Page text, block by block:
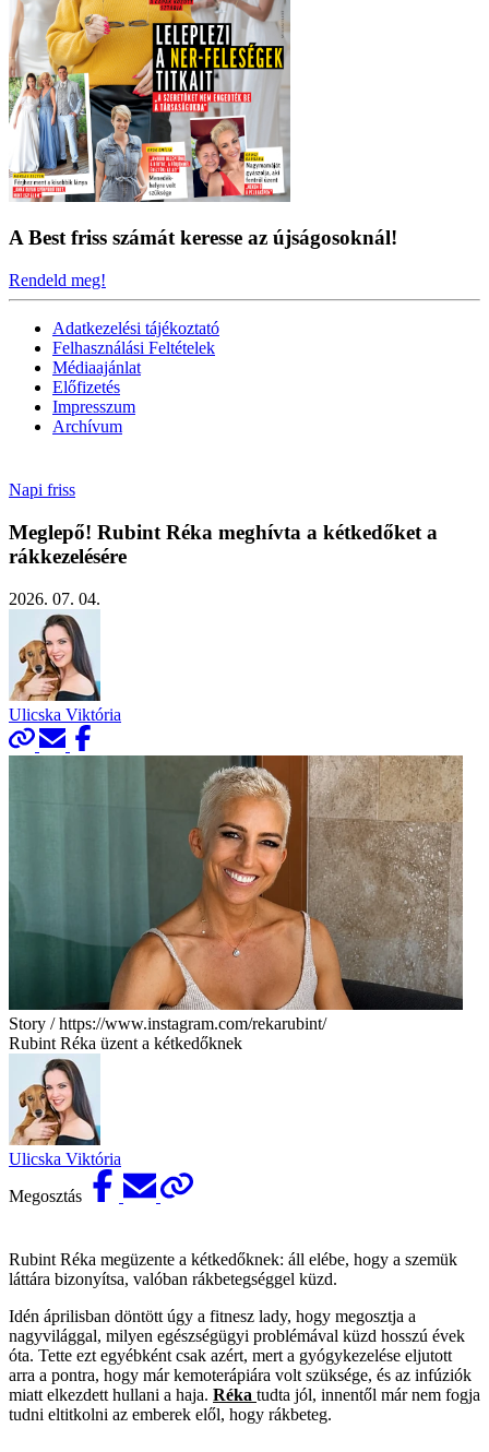
A Best friss számát keresse az újságosoknál!
Rendeld meg!
Adatkezelési tájékoztató
Felhasználási Feltételek
Médiaajánlat
Előfizetés
Impresszum
Archívum
Napi friss
Meglepő! Rubint Réka meghívta a kétkedőket a
rákkezelésére
2026. 07. 04.
Ulicska Viktória
Story / https://www.instagram.com/rekarubint/
Rubint Réka üzent a kétkedőknek
Ulicska Viktória
Megosztás
Rubint Réka megüzente a kétkedőknek: áll elébe, hogy a szemük
láttára bizonyítsa, valóban rákbetegséggel küzd.
Idén áprilisban döntött úgy a fitnesz lady, hogy megosztja a
nagyvilággal, milyen egészségügyi problémával küzd hosszú évek
óta. Tette ezt egyébként csak azért, mert a gyógykezelése eljutott
arra a pontra, hogy már kemoterápiára volt szüksége, és az infúziók
miatt elkezdett hullani a haja. Réka tudta jól, innentől már nem fogja
tudni eltitkolni az emberek elől, hogy rákbeteg.